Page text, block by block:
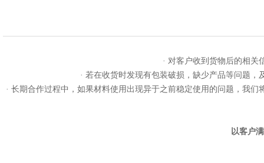
· 对客户收到货物后的相关
· 若在收货时发现有包装破损，缺少产品等问题
· 长期合作过程中，如果材料使用出现异于之前稳定使用的问题，我
以客户